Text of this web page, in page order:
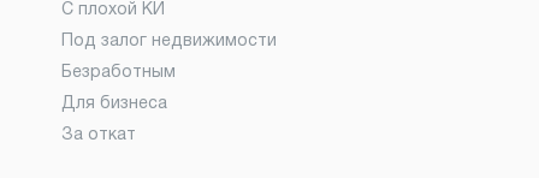
С плохой КИ
Под залог недвижимости
Безработным
Для бизнеса
За откат